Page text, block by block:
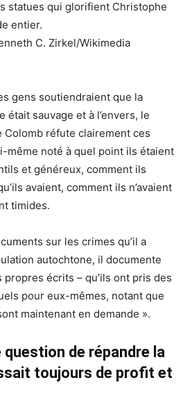
statues qui glorifient Christophe
entier.
C. Zirkel/Wikimedia
gens soutiendraient que la
était sauvage et à l’envers, le
Colomb réfute clairement ces
même noté à quel point ils étaient
et généreux, comment ils
avaient, comment ils n’avaient
timides.
sur les crimes qu’il a
autochtone, il documente
propres écrits – qu’ils ont pris des
pour eux-mêmes, notant que
maintenant en demande ».
question de répandre la
toujours de profit et